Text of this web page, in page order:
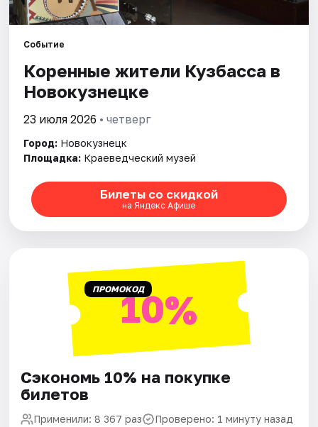
Города
Артисты
Рейтинги
Событие
Коренные жители Кузбасса в
Новокузнецке
23 июля 2026 • четверг
Город: Новокузнецк
Площадка: Краеведческий музей
Билеты со скидкой
на Яндекс Афише
ПРОМОКОД10%
Сэкономь 10% на покупке
билетов
Применили: 8 367 раз Проверено: 1 минуту назад